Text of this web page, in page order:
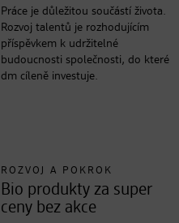
Práce je důležitou součástí života.
Rozvoj talentů je rozhodujícím
příspěvkem k udržitelné
budoucnosti společnosti, do které
dm cíleně investuje.
ROZVOJ A POKROK
Bio produkty za super
ceny bez akce